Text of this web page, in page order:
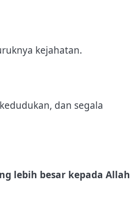
kejahatan.
dan segala
lebih besar kepada Allah